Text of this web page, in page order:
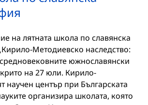
на лятната школа по славянска
Методиевско наследство:
южнославянски
на 27 юли. Кирило-
научен център при Българската
организира школата, която